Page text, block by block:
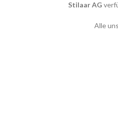
Stilaar AG
Alle